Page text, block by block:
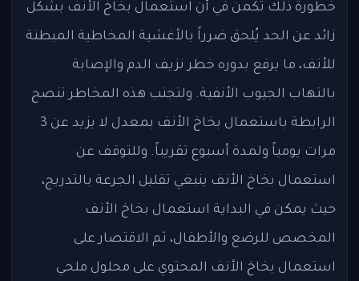
خطورة ذلك تكمن في أن استعمال بخاخ الأنف بشكل
زائد عن الحد يُلحق ضرراً بالأغشية المخاطية المبطنة
للأنف، ما يرفع بدوره خطر نزيف الدم والإصابة
بالتهاب الجيوب الأنفية. ولتجنب هذه المخاطر تنصح
الرابطة باستعمال بخاخ الأنف بمعدل لا يزيد عن 3
مرات يومياً ولمدة أسبوع تقريباً. وللتوقف عن
استعمال بخاخ الأنف ينبغي تقليل الجرعة بالتدريج،
حيث يمكن في البداية استعمال بخاخ الأنف
المخصص للرضع والأطفال، ثم الاقتصار على
استعمال بخاخ الأنف المحتوي على محلول ملحي